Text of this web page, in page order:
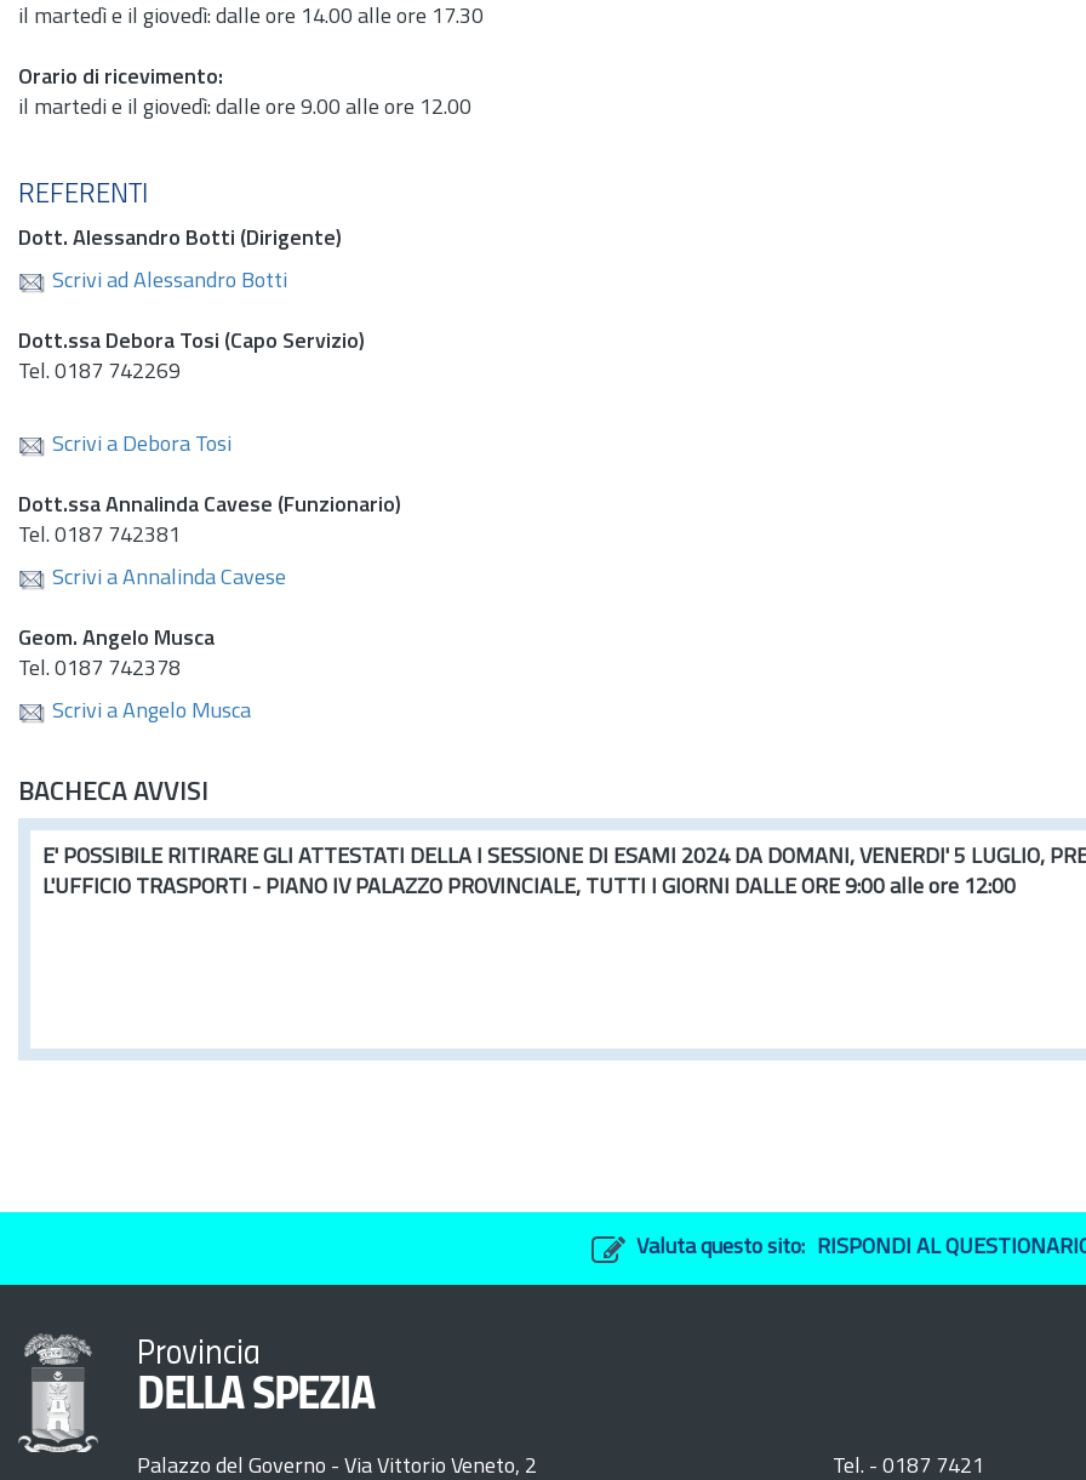
il martedì e il giovedì: dalle ore 14.00 alle ore 17.30
Orario di ricevimento:
il martedi e il giovedì: dalle ore 9.00 alle ore 12.00
REFERENTI
Dott. Alessandro Botti (Dirigente)
Scrivi ad Alessandro Botti
Dott.ssa Debora Tosi (Capo Servizio)
Tel. 0187 742269
Scrivi a Debora Tosi
Dott.ssa Annalinda Cavese (Funzionario)
Tel. 0187 742381
Scrivi a Annalinda Cavese
Geom. Angelo Musca
Tel. 0187 742378
Scrivi a Angelo Musca
BACHECA AVVISI
E' POSSIBILE RITIRARE GLI ATTESTATI DELLA I SESSIONE DI ESAMI 2024 DA DOMANI, VENERDI' 5 LUGLIO,
L'UFFICIO TRASPORTI - PIANO IV PALAZZO PROVINCIALE, TUTTI I GIORNI DALLE ORE 9:00 alle ore 12:00
Valuta questo sito: RISPONDI AL
Provincia
DELLA SPEZIA
Palazzo del Governo - Via Vittorio Veneto, 2
Tel. - 0187 7421